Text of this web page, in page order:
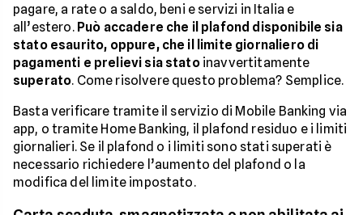
pagare, a rate o a saldo, beni e servizi in Italia e
all’estero. Può accadere che il plafond disponibile sia
stato esaurito, oppure, che il limite giornaliero di
pagamenti e prelievi sia statoinavvertitamente
superato. Come risolvere questo problema? Semplice.
Basta verificare tramite il servizio di Mobile Banking via
app, o tramite Home Banking, il plafond residuo e i limiti
giornalieri. Se il plafond o i limiti sono stati superati è
necessario richiedere l’aumento del plafond o la
modifica del limite impostato.